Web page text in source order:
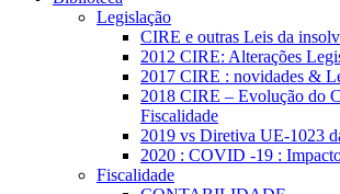
Legislação
CIRE e outras Leis da
2012 CIRE: Alterações
2017 CIRE : novidades &
2018 CIRE – Evolução do
Fiscalidade
2019 vs Diretiva UE-1023
2020 : COVID -19 :
Fiscalidade